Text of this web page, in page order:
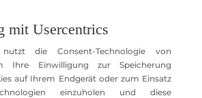
mit Usercentrics
die Consent-Technologie von
Ihre Einwilligung zur Speicherung
auf Ihrem Endgerät oder zum Einsatz
einzuholen und diese